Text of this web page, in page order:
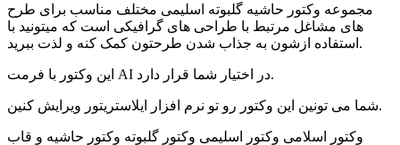
مجموعه وکتور حاشیه گلبوته اسلیمی مختلف مناسب برای طرح
های مشاغل مرتبط با طراحی های گرافیکی است که میتونید با
استفاده ازشون به جذاب شدن طرحتون کمک کنه و لذت ببرید.
این وکتور با فرمت AI در اختیار شما قرار دارد.
شما می تونین این وکتور رو تو نرم افزار ایلاستریتور ویرایش کنین.
وکتور اسلامی وکتور اسلیمی وکتور گلبوته وکتور حاشیه و قاب